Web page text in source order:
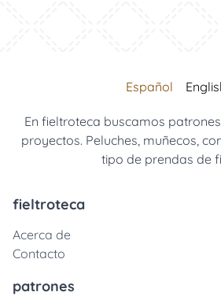
Español
En fieltroteca buscamos
proyectos. Peluches, muñecos,
tipo de prendas de
fieltroteca
Acerca de
Contacto
patrones